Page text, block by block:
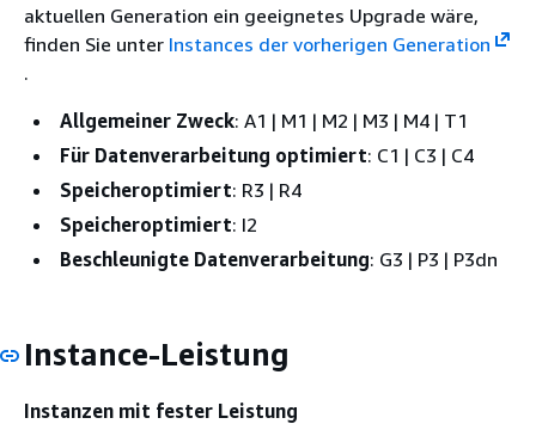
aktuellen Generation ein geeignetes Upgrade wäre,
finden Sie unter Instances der vorherigen Generation
.
Allgemeiner Zweck: A1 | M1 | M2 | M3 | M4 | T1
Für Datenverarbeitung optimiert: C1 | C3 | C4
Speicheroptimiert: R3 | R4
Speicheroptimiert: I2
Beschleunigte Datenverarbeitung: G3 | P3 | P3dn
Instance-Leistung
Instanzen mit fester Leistung